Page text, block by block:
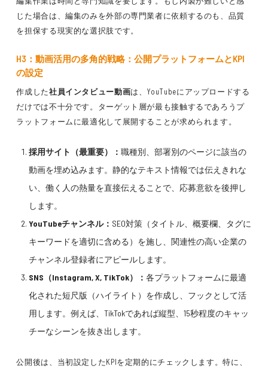
じた場合は、編集のみを外部の専門業者に依頼するのも、品質
を担保する現実的な選択肢です。
H3：動画活用の多角的戦略：公開プラットフォームとKPI
の設定
作成した社員インタビュー動画は、YouTubeにアップロードする
だけでは不十分です。ターゲット層が最も接触するであろうプ
ラットフォームに最適化して展開することが求められます。
採用サイト（最重要）：職種別、部署別のページに該当の
動画を埋め込みます。静的なテキスト情報では伝えきれな
い、働く人の熱量を直接伝えることで、応募意欲を後押し
します。
YouTubeチャンネル： SEO対策（タイトル、概要欄、タグに
キーワードを適切に含める）を施し、関連性の高い企業の
チャンネル登録者にアピールします。
SNS（Instagram, X, TikTok）：各プラットフォームに最適
化された短尺版（ハイライト）を作成し、フックとして活
用します。例えば、TikTokであれば縦型、15秒程度のキャッ
チーなシーンを抜き出します。
公開後は、当初設定したKPIを定期的にチェックします。特に、